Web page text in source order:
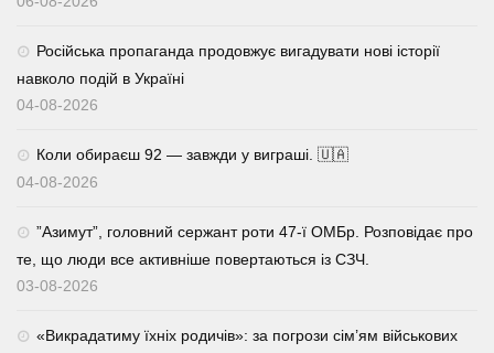
Російська пропаганда продовжує вигадувати нові історії
навколо подій в Україні
04-08-2026
Коли обираєш 92 — завжди у виграші. 🇺🇦
04-08-2026
⁨”Азимут”, головний сержант роти 47-ї ОМБр. Розповідає про
те, що люди все активніше повертаються із СЗЧ.
03-08-2026
«Викрадатиму їхніх родичів»: за погрози сім’ям військових